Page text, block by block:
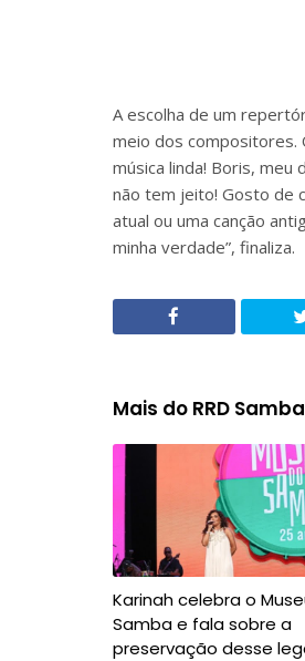
A escolha de um
meio dos compositores.
música linda! Boris, meu
não tem jeito! Gosto de
atual ou uma canção
minha verdade”, finaliza.
Mais do RRD Samba
Karinah celebra o
Samba e fala sobre a
preservação desse